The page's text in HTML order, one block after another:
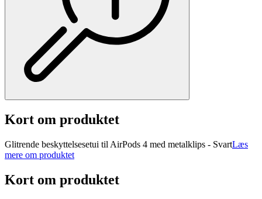
Kort om produktet
Glitrende beskyttelsesetui til AirPods 4 med metalklips - SvartLæs
mere om produktet
Kort om produktet